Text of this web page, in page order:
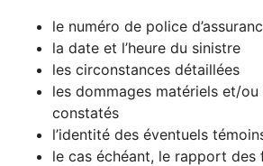
le numéro de police
la date et l’heure du sinistre
les circonstances détaillées
les dommages matériels et/
constatés
l’identité des éventuels
le cas échéant, le rapport des